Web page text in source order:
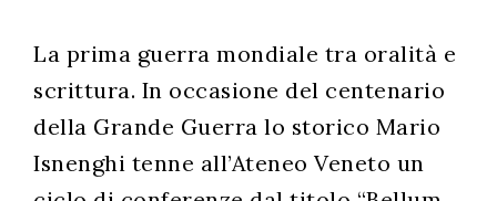
La prima guerra mondiale tra oralità e
scrittura. In occasione del centenario
della Grande Guerra lo storico Mario
Isnenghi tenne all’Ateneo Veneto un